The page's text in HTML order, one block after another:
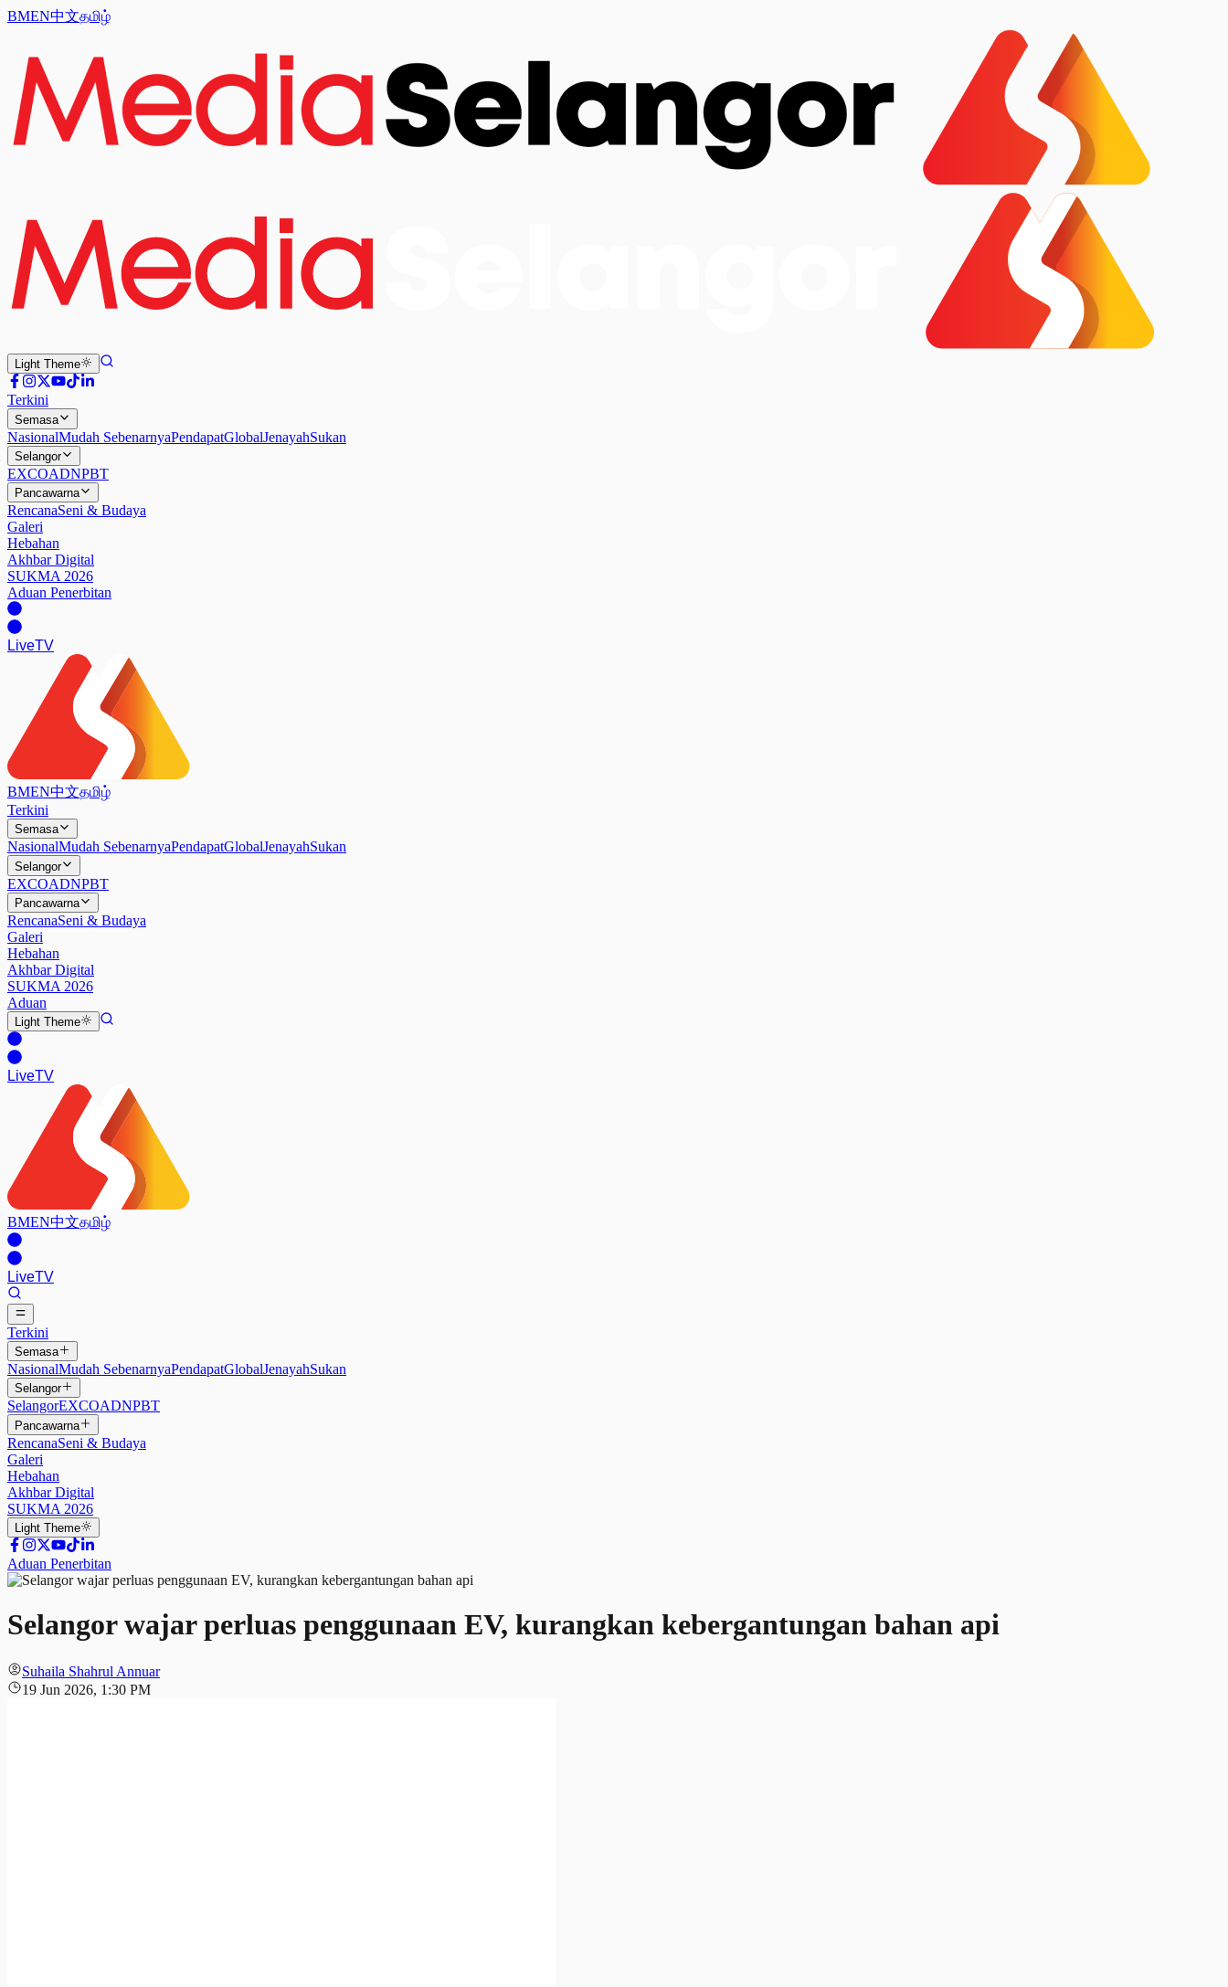
BMEN中文தமிழ்
Light Theme
Terkini
Semasa
NasionalMudah SebenarnyaPendapatGlobalJenayahSukan
Selangor
EXCOADNPBT
Pancawarna
RencanaSeni & Budaya
Galeri
Hebahan
Akhbar Digital
SUKMA 2026
Aduan Penerbitan
LiveTV
BMEN中文தமிழ்
Terkini
Semasa
NasionalMudah SebenarnyaPendapatGlobalJenayahSukan
Selangor
EXCOADNPBT
Pancawarna
RencanaSeni & Budaya
Galeri
Hebahan
Akhbar Digital
SUKMA 2026
Aduan
Light Theme
LiveTV
BMEN中文தமிழ்
LiveTV
Terkini
Semasa
NasionalMudah SebenarnyaPendapatGlobalJenayahSukan
Selangor
SelangorEXCOADNPBT
Pancawarna
RencanaSeni & Budaya
Galeri
Hebahan
Akhbar Digital
SUKMA 2026
Light Theme
Aduan Penerbitan
Selangor wajar perluas penggunaan EV, kurangkan kebergantungan bahan api
Suhaila Shahrul Annuar
19 Jun 2026, 1:30 PM